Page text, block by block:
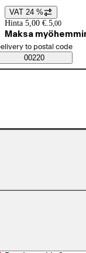
Price details
VAT 24 %
Hinta 5,00 €. 5,00
Maksa
Saatavuustiedot
order method
to postal code
00220